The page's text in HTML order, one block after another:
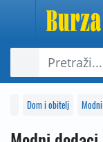
Dom i obitelj